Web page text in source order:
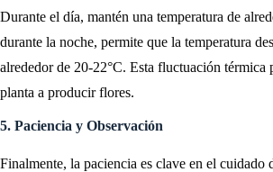
Durante el día, mantén una temperatura de
durante la noche, permite que la temperatura
alrededor de 20-22°C. Esta fluctuación térmica
planta a producir flores.
5. Paciencia y Observación
Finalmente, la paciencia es clave en el cuidado